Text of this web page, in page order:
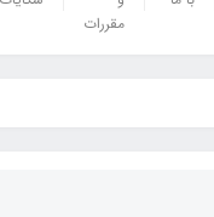
مقررات